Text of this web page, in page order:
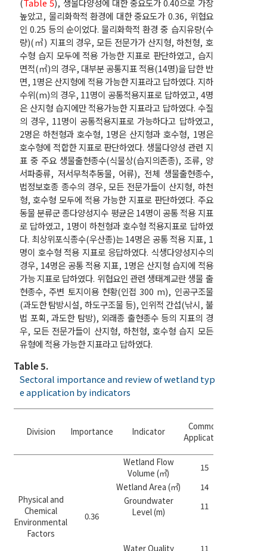
(Table 5), 생물다양성에 대한 중요도가 0.40으로 가장
높았고, 물리화학적 환경에 대한 중요도가 0.36, 위협요
인 0.25 등의 순이었다. 물리화학적 환경 중 습지유량(수
량)(㎥) 지표의 경우, 모든 전문가가 산지형, 하천형, 호
수형 습지 모두에 적용 가능한 지표로 판단하였고, 습지
면적(㎡)의 경우, 대부분 공통지표 적용(14명)을 답한 반
면, 1명은 산지형에 적용 가능한 지표라고 답하였다. 지하
수위(m)의 경우, 11명이 공통적용지표로 답하였고, 4명
은 산지형 습지에만 적용가능한 지표라고 답하였다. 수질
의 경우, 11명이 공통적용지표로 가능하다고 답하였고,
2명은 하천형과 호수형, 1명은 산지형과 호수형, 1명은
호수형에 적합한 지표로 판단하였다. 생물다양성 관련 지
표 중 주요 생물출현종수(식물상(습지의존종), 조류, 양
서파충류, 저서무척추동물, 어류), 전체 생물출현종수,
법정보호종 종수의 경우, 모든 전문가들이 산지형, 하천
형, 호수형 모두에 적용 가능한 지표로 판단하였다. 주요
동물 분류군 종다양성지수 평균은 14명이 공통 적용 지표
로 답하였고, 1명이 하천형과 호수형 적용지표로 답하였
다. 최상위포식종수(우산종)는 14명은 공통 적용 지표, 1
명이 호수형 적용 지표로 응답하였다. 식생다양성지수의
경우, 14명은 공통 적용 지표, 1명은 산지형 습지에 적용
가능 지표로 답하였다. 위협요인 관련 생태계교란 생물 출
현종수, 주변 토지이용 현황(인접 300 m), 인공구조물
(과도한 탐방시설, 하도구조물 등), 인위적 간섭(낚시, 불
법 포획, 과도한 탐방), 외래종 출현종수 등의 지표의 경
우, 모든 전문가들이 산지형, 하천형, 호수형 습지 모든
유형에 적용 가능한 지표라고 답하였다.
Table 5.
Sectoral importance and review of wetland typ
e application by indicators
Division Importance Indicator
Common
Application
Physical and
Chemical
Environmental
Factors
0.36
Wetland Flow
Volume (㎥)
15
Wetland Area (㎡)
14
Groundwater
Level (m)
11
Water Quality 11